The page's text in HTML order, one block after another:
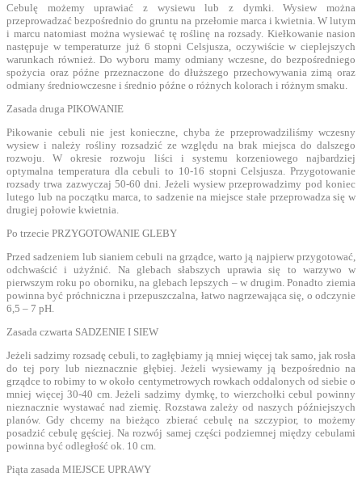
Cebulę możemy uprawiać z wysiewu lub z dymki. Wysiew można
przeprowadzać bezpośrednio do gruntu na przełomie marca i kwietnia. W lutym
i marcu natomiast można wysiewać tę roślinę na rozsady. Kiełkowanie nasion
następuje w temperaturze już 6 stopni Celsjusza, oczywiście w cieplejszych
warunkach również. Do wyboru mamy odmiany wczesne, do bezpośredniego
spożycia oraz późne przeznaczone do dłuższego przechowywania zimą oraz
odmiany średniowczesne i średnio późne o różnych kolorach i różnym smaku.
Zasada druga PIKOWANIE
Pikowanie cebuli nie jest konieczne, chyba że przeprowadziliśmy wczesny
wysiew i należy rośliny rozsadzić ze względu na brak miejsca do dalszego
rozwoju. W okresie rozwoju liści i systemu korzeniowego najbardziej
optymalna temperatura dla cebuli to 10-16 stopni Celsjusza. Przygotowanie
rozsady trwa zazwyczaj 50-60 dni. Jeżeli wysiew przeprowadzimy pod koniec
lutego lub na początku marca, to sadzenie na miejsce stałe przeprowadza się w
drugiej połowie kwietnia.
Po trzecie PRZYGOTOWANIE GLEBY
Przed sadzeniem lub sianiem cebuli na grządce, warto ją najpierw przygotować,
odchwaścić i użyźnić. Na glebach słabszych uprawia się to warzywo w
pierwszym roku po oborniku, na glebach lepszych – w drugim. Ponadto ziemia
powinna być próchniczna i przepuszczalna, łatwo nagrzewająca się, o odczynie
6,5 – 7 pH.
Zasada czwarta SADZENIE I SIEW
Jeżeli sadzimy rozsadę cebuli, to zagłębiamy ją mniej więcej tak samo, jak rosła
do tej pory lub nieznacznie głębiej. Jeżeli wysiewamy ją bezpośrednio na
grządce to robimy to w około centymetrowych rowkach oddalonych od siebie o
mniej więcej 30-40 cm. Jeżeli sadzimy dymkę, to wierzchołki cebul powinny
nieznacznie wystawać nad ziemię. Rozstawa zależy od naszych późniejszych
planów. Gdy chcemy na bieżąco zbierać cebulę na szczypior, to możemy
posadzić cebulę gęściej. Na rozwój samej części podziemnej między cebulami
powinna być odległość ok. 10 cm.
Piąta zasada MIEJSCE UPRAWY